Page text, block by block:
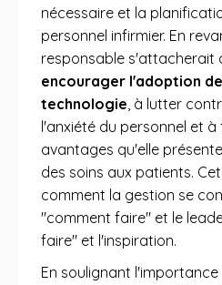
nécessaire et la
personnel infirmier. En
responsable s'attacherait
encourager l'adoption
technologie, à lutter
l'anxiété du personnel et à
avantages qu'elle
des soins aux patients.
comment la gestion se
"comment faire" et le
faire" et l'inspiration.
En soulignant